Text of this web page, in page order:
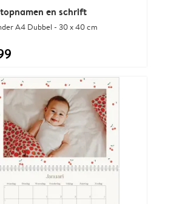
en schrift
A4 Dubbel - 30 x 40 cm